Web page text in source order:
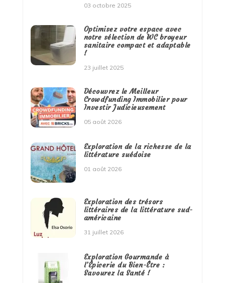
03 octobre 2025
Optimisez votre espace avec
notre sélection de WC broyeur
sanitaire compact et adaptable
!
23 juillet 2025
Découvrez le Meilleur
Crowdfunding Immobilier pour
Investir Judicieusement
05 août 2026
Exploration de la richesse de la
littérature suédoise
01 août 2026
Exploration des trésors
littéraires de la littérature sud-
américaine
31 juillet 2026
Exploration Gourmande à
l’Épicerie du Bien-Être :
Savourez la Santé !